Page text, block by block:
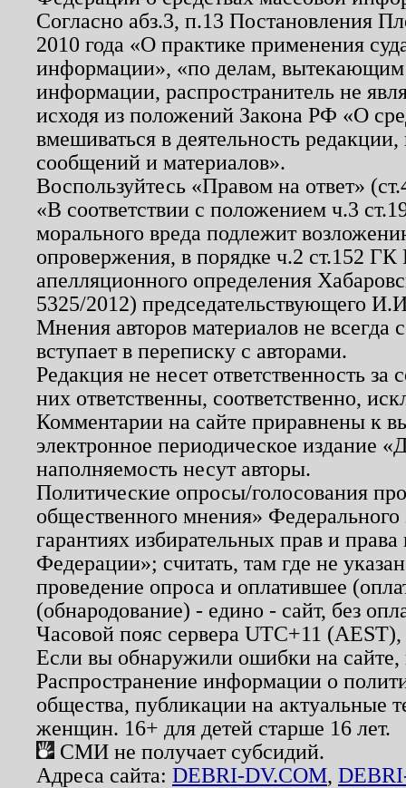
Согласно абз.3, п.13 Постановления
2010 года «О практике применения
информации», «по делам, вытекающим
информации, распространитель не
исходя из положений Закона РФ «О
вмешиваться в деятельность
сообщений и материалов».
Воспользуйтесь «Правом на ответ»
«В соответствии с положением ч.3
морального вреда подлежит
опровержения, в порядке ч.2 ст.152
апелляционного определения
5325/2012) председательствующего
Мнения авторов материалов не
вступает в переписку с авторами.
Редакция не несет ответственность
них ответственны, соответственно,
Комментарии на сайте приравнены к
электронное периодическое издание
наполняемость несут авторы.
Политические опросы/голосования
общественного мнения»
гарантиях избирательных прав и
Федерации»; считать, там где не
проведение опроса и оплатившее
(обнародование) - едино - сайт, без
Часовой пояс сервера UTC+11
Если вы обнаружили ошибки на
Распространение информации о
общества, публикации на актуальные
женщин. 16+ для детей старше 16 лет.
СМИ не получает субсидий.
Адреса сайта: DEBRI-DV.COM,